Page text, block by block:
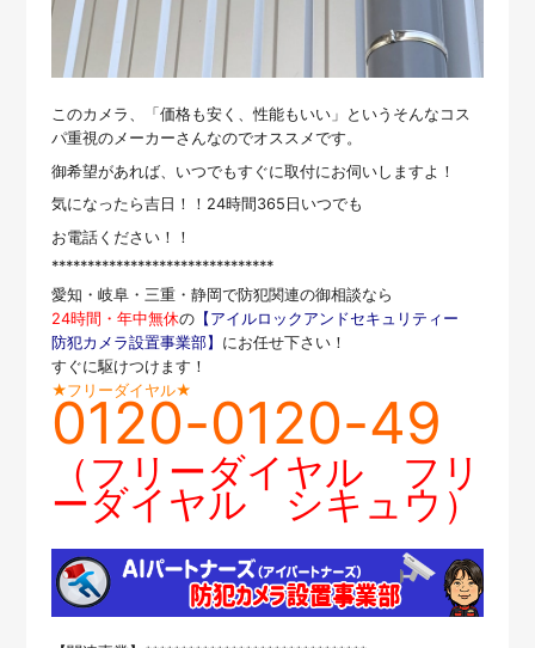
このカメラ、「価格も安く、性能もいい」というそんなコス
パ重視のメーカーさんなのでオススメです。
御希望があれば、いつでもすぐに取付にお伺いしますよ！
気になったら吉日！！24時間365日いつでも
お電話ください！！
*******************************
愛知・岐阜・三重・静岡で防犯関連の御相談なら
24時間・年中無休の【アイルロックアンドセキュリティー
防犯カメラ設置事業部】 にお任せ下さい！
すぐに駆けつけます！
★フリーダイヤル★
0120-0120-49
（フリーダイヤル フリ
ーダイヤル シキュウ）